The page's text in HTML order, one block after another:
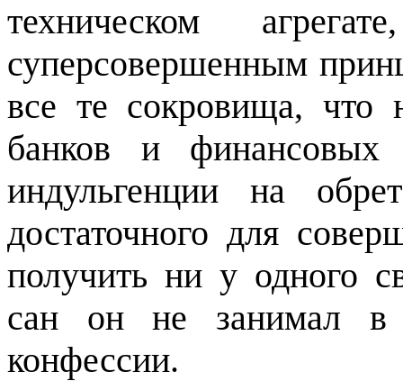
техническом
суперсовершенным
все те сокровища, что
банков и
индульгенции на
достаточного для
получить ни у одного
сан он не занимал в
конфессии.